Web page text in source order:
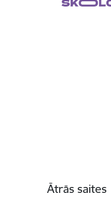
Ātrās saites